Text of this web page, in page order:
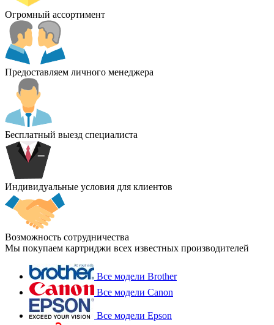
Огромный ассортимент
Предоставляем личного менеджера
Бесплатный выезд специалиста
Индивидуальные условия для клиентов
Возможность сотрудничества
Мы покупаем картриджи всех известных производителей
Все модели Brother
Все модели Canon
Все модели Epson